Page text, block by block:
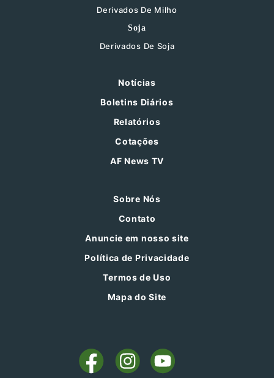
Derivados De Milho
Soja
Derivados De Soja
Notícias
Boletins Diários
Relatórios
Cotações
AF News TV
Sobre Nós
Contato
Anuncie em nosso site
Política de Privacidade
Termos de Uso
Mapa do Site